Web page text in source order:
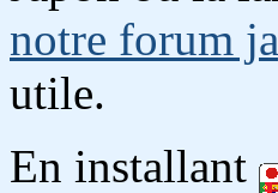
notre forum
utile.
En installant